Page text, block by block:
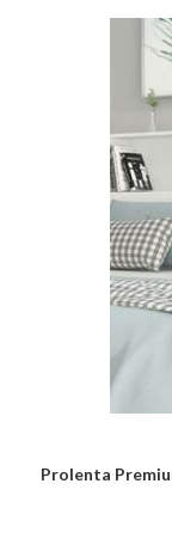
Prolenta